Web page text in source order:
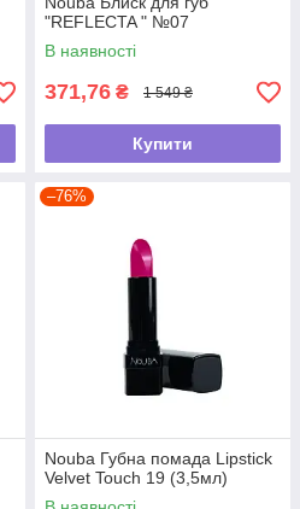
"REFLECTA " №07
В наявності
371,76 ₴ 1 549 ₴
Купити
–76%
Nouba Губна помада Lipstick
Velvet Touch 19 (3,5мл)